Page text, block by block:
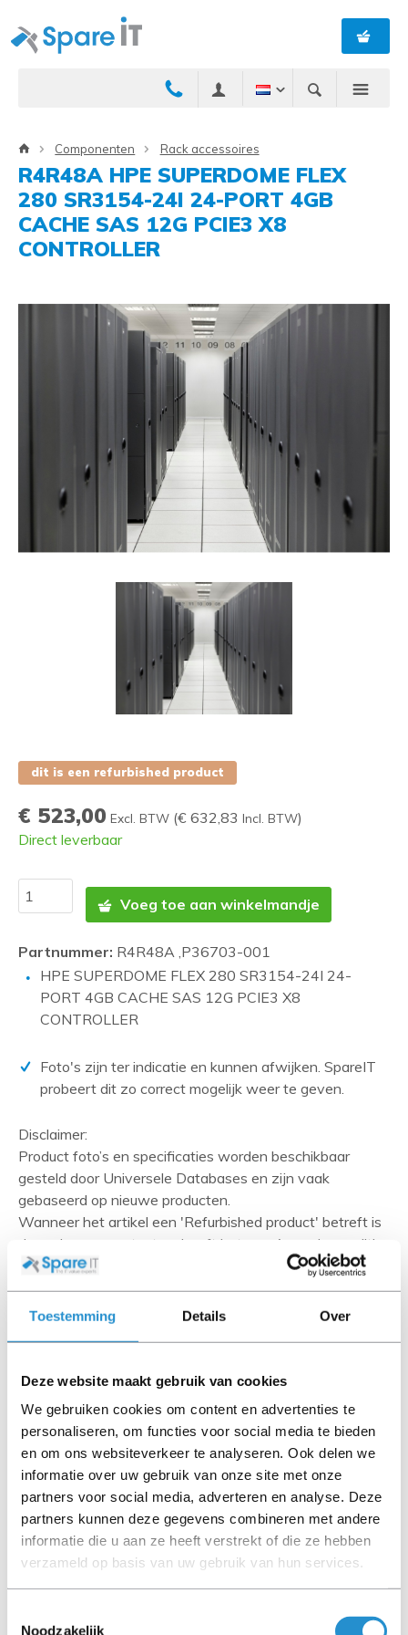
Toestemming Details Over
Deze website maakt gebruik van cookies
We gebruiken cookies om content en advertenties te
personaliseren, om functies voor social media te bieden
en om ons websiteverkeer te analyseren. Ook delen we
informatie over uw gebruik van onze site met onze
partners voor social media, adverteren en analyse. Deze
partners kunnen deze gegevens combineren met andere
informatie die u aan ze heeft verstrekt of die ze hebben
verzameld op basis van uw gebruik van hun services.
Noodzakelijk
Componenten Rack accessoires
R4R48A HPE SUPERDOME FLEX
280 SR3154-24I 24-PORT 4GB
CACHE SAS 12G PCIE3 X8
CONTROLLER
dit is een refurbished product
€ 523,00 Excl. BTW (€ 632,83 Incl. BTW)
Direct leverbaar
Voeg toe aan winkelmandje
Partnummer: R4R48A ,P36703-001
HPE SUPERDOME FLEX 280 SR3154-24I 24-
PORT 4GB CACHE SAS 12G PCIE3 X8
CONTROLLER
Foto's zijn ter indicatie en kunnen afwijken. SpareIT
probeert dit zo correct mogelijk weer te geven.
Disclaimer:
Product foto’s en specificaties worden beschikbaar
gesteld door Universele Databases en zijn vaak
gebaseerd op nieuwe producten.
Wanneer het artikel een 'Refurbished product' betreft is
deze door ons getest en heeft het een A-grade conditie
(tenzij anders aangegeven). Bij Refurbished artikelen zijn
kabels, software media en handleidingen niet inbegrepen
(tenzij anders aangegeven).
contact op met ons.
Omschrijving
Toon meer
LET OP: Op refurbished producten geldt een
garantieperiode van 90 dagen, tenzij anders